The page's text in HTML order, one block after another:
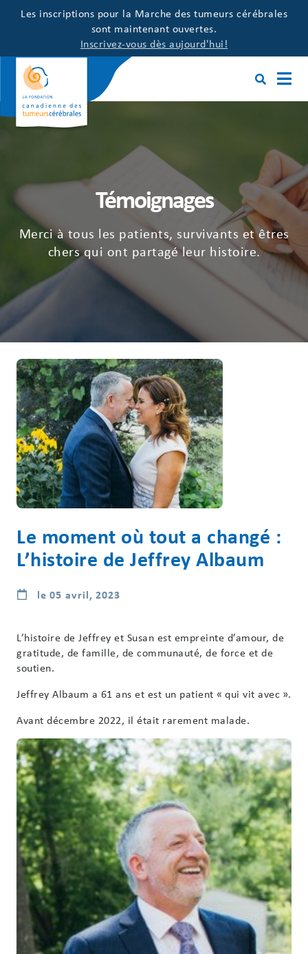
Les inscriptions pour la Marche des tumeurs cérébrales
sont maintenant ouvertes.
Inscrivez-vous dès aujourd'hui!
Témoignages
Merci à tous les patients, survivants et êtres
chers qui ont partagé leur histoire.
Le moment où tout a changé :
L’histoire de Jeffrey Albaum
le 05 avril, 2023
L’histoire de Jeffrey et Susan est empreinte d’amour, de
gratitude, de famille, de communauté, de force et de
soutien.
Jeffrey Albaum a 61 ans et est un patient « qui vit avec ».
Avant décembre 2022, il était rarement malade.